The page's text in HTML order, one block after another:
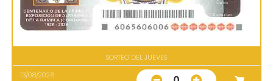
SORTEO DEL JUEVES
13/08/2026